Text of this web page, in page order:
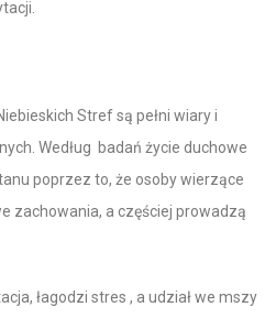
Stref są pełni wiary i
Według badań życie duchowe
poprzez to, że osoby wierzące
zachowania, a częściej prowadzą
łagodzi stres , a udział we mszy